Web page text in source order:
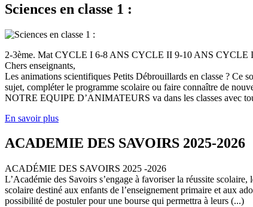
Sciences en classe 1 :
2-3ème. Mat CYCLE I 6-8 ANS CYCLE II 9-10 ANS
Chers enseignants,
Les animations scientifiques Petits Débrouillards en classe ? Ce
sujet, compléter le programme scolaire ou faire connaître de
NOTRE EQUIPE D’ANIMATEURS va dans les classes avec
En savoir plus
ACADEMIE DES SAVOIRS 2025-2026
ACADÉMIE DES SAVOIRS 2025 -2026
L’Académie des Savoirs s’engage à favoriser la réussite
scolaire destiné aux enfants de l’enseignement primaire et aux
possibilité de postuler pour une bourse qui permettra à leurs (...)